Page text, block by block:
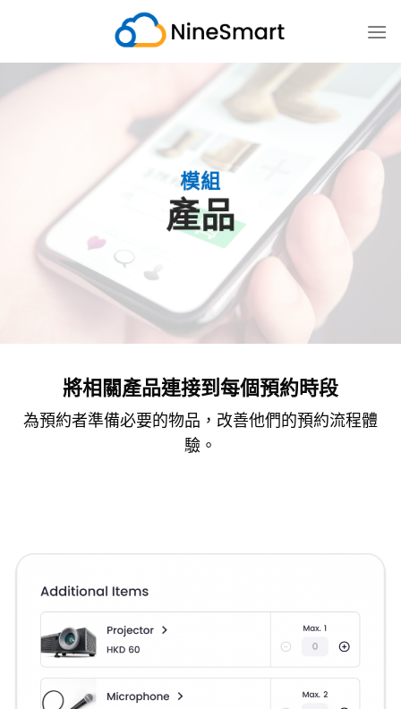
模組
產品
將相關產品連接到每個預約時段
為預約者準備必要的物品，改善他們的預約流程體
驗。